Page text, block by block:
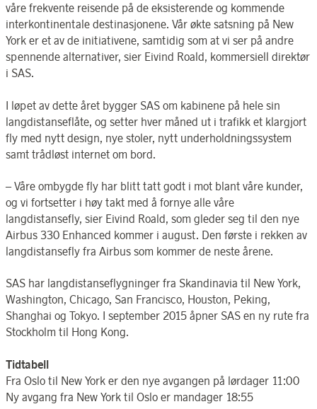
våre frekvente reisende på de eksisterende og kommende
interkontinentale destinasjonene. Vår økte satsning på New
York er et av de initiativene, samtidig som at vi ser på andre
spennende alternativer, sier Eivind Roald, kommersiell direktør
i SAS.
I løpet av dette året bygger SAS om kabinene på hele sin
langdistanseflåte, og setter hver måned ut i trafikk et klargjort
fly med nytt design, nye stoler, nytt underholdningssystem
samt trådløst internet om bord.
– Våre ombygde fly har blitt tatt godt i mot blant våre kunder,
og vi fortsetter i høy takt med å fornye alle våre
langdistansefly, sier Eivind Roald, som gleder seg til den nye
Airbus 330 Enhanced kommer i august. Den første i rekken av
langdistansefly fra Airbus som kommer de neste årene.
SAS har langdistanseflygninger fra Skandinavia til New York,
Washington, Chicago, San Francisco, Houston, Peking,
Shanghai og Tokyo. I september 2015 åpner SAS en ny rute fra
Stockholm til Hong Kong.
Tidtabell
Fra Oslo til New York er den nye avgangen på lørdager 11:00
Ny avgang fra New York til Oslo er mandager 18:55